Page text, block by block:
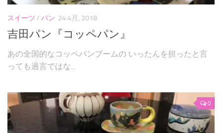
スイーツ / パン 24 4月, 2018
吉田パン『コッペパン』
あの全国的なコッペパンブームの いったんを担ったと言
っても過言ではな...
0